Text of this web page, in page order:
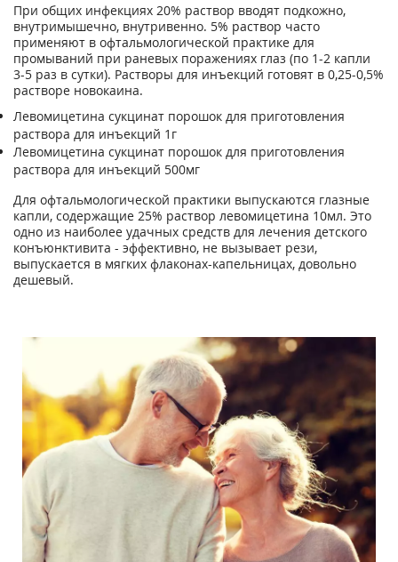
При общих инфекциях 20% раствор вводят подкожно,
внутримышечно, внутривенно. 5% раствор часто
применяют в офтальмологической практике для
промываний при раневых поражениях глаз (по 1-2 капли
3-5 раз в сутки). Растворы для инъекций готовят в 0,25-0,5%
растворе новокаина.
Левомицетина сукцинат порошок для приготовления
раствора для инъекций 1г
Левомицетина сукцинат порошок для приготовления
раствора для инъекций 500мг
Для офтальмологической практики выпускаются глазные
капли, содержащие 25% раствор левомицетина 10мл. Это
одно из наиболее удачных средств для лечения детского
конъюнктивита - эффективно, не вызывает рези,
выпускается в мягких флаконах-капельницах, довольно
дешевый.